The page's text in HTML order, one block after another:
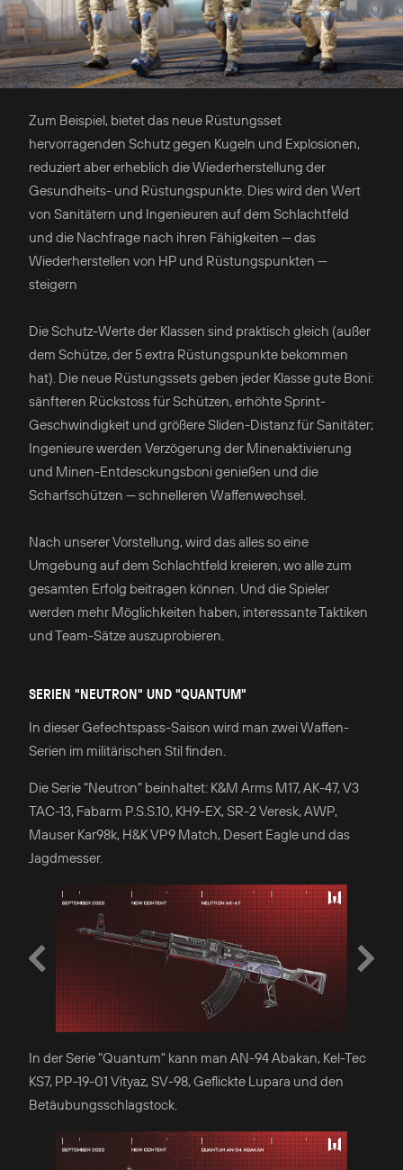
Zum Beispiel, bietet das neue Rüstungsset
hervorragenden Schutz gegen Kugeln und Explosionen,
reduziert aber erheblich die Wiederherstellung der
Gesundheits- und Rüstungspunkte. Dies wird den Wert
von Sanitätern und Ingenieuren auf dem Schlachtfeld
und die Nachfrage nach ihren Fähigkeiten — das
Wiederherstellen von HP und Rüstungspunkten —
steigern
Die Schutz-Werte der Klassen sind praktisch gleich (außer
dem Schütze, der 5 extra Rüstungspunkte bekommen
hat). Die neue Rüstungssets geben jeder Klasse gute Boni:
sänfteren Rückstoss für Schützen, erhöhte Sprint-
Geschwindigkeit und größere Sliden-Distanz für Sanitäter;
Ingenieure werden Verzögerung der Minenaktivierung
und Minen-Entdesckungsboni genießen und die
Scharfschützen — schnelleren Waffenwechsel.
Nach unserer Vorstellung, wird das alles so eine
Umgebung auf dem Schlachtfeld kreieren, wo alle zum
gesamten Erfolg beitragen können. Und die Spieler
werden mehr Möglichkeiten haben, interessante Taktiken
und Team-Sätze auszuprobieren.
SERIEN "NEUTRON" UND "QUANTUM"
In dieser Gefechtspass-Saison wird man zwei Waffen-
Serien im militärischen Stil finden.
Die Serie "Neutron" beinhaltet: K&M Arms M17, AK-47, V3
TAC-13, Fabarm P.S.S.10, KH9-EX, SR-2 Veresk, AWP,
Mauser Kar98k, H&K VP9 Match, Desert Eagle und das
Jagdmesser.
In der Serie "Quantum" kann man AN-94 Abakan, Kel-Tec
KS7, PP-19-01 Vityaz, SV-98, Geflickte Lupara und den
Betäubungsschlagstock.